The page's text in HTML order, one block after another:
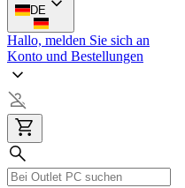
DE
Hallo, melden Sie sich an
Konto und Bestellungen